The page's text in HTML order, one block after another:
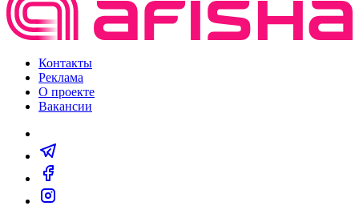
Контакты
Реклама
О проекте
Вакансии